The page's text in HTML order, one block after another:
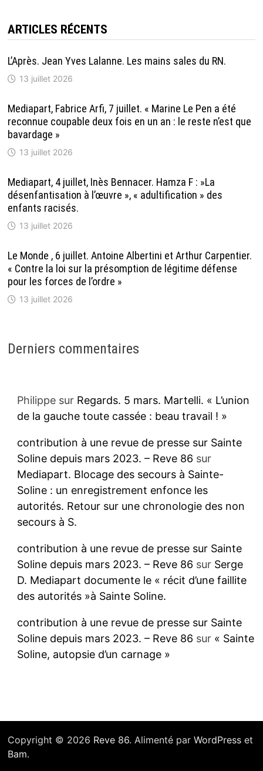
ARTICLES RÉCENTS
L’Après. Jean Yves Lalanne. Les mains sales du RN.
13 juillet 2026
Mediapart, Fabrice Arfi, 7 juillet. « Marine Le Pen a été
reconnue coupable deux fois en un an : le reste n’est que
bavardage »
13 juillet 2026
Mediapart, 4 juillet, Inès Bennacer. Hamza F : »La
désenfantisation à l’œuvre », « adultification » des
enfants racisés.
13 juillet 2026
Le Monde , 6 juillet. Antoine Albertini et Arthur Carpentier.
« Contre la loi sur la présomption de légitime défense
pour les forces de l’ordre »
13 juillet 2026
Derniers commentaires
Philippesur Regards. 5 mars. Martelli. « L’union
de la gauche toute cassée : beau travail ! »
contribution à une revue de presse sur Sainte
Soline depuis mars 2023. – Reve 86 sur
Mediapart. Blocage des secours à Sainte-
Soline : un enregistrement enfonce les
autorités. Retour sur une chronologie des non
secours à S.
contribution à une revue de presse sur Sainte
Soline depuis mars 2023. – Reve 86 sur Serge
D. Mediapart documente le « récit d’une faillite
des autorités »à Sainte Soline.
contribution à une revue de presse sur Sainte
Soline depuis mars 2023. – Reve 86 sur « Sainte
Soline, autopsie d’un carnage »
Copyright © 2026 Reve 86. Alimenté par WordPresset
Bam.